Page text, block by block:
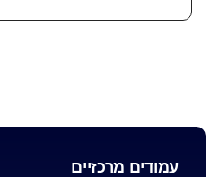
עמודים מרכזיים